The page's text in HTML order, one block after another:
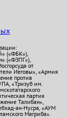
(«ФБК»),
(«ФЗПГ»),
от
Иеговы», «Армия
против
«Тризуб им.
партия
Талибан»,
ан-Нусра, «АУМ
Магриба».